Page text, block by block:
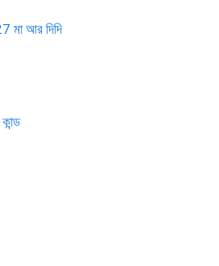
আর দিদি